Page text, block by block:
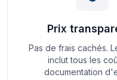
Prix
Pas de frais cachés.
inclut tous les
documentation